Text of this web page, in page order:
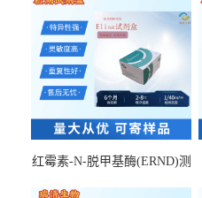
红霉素-N-脱甲基酶(ERND)测